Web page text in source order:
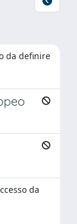
da definire
da